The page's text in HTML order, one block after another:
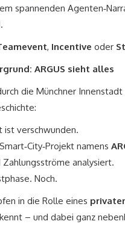
spannenden
.
, Incentive oder
ARGUS sieht alles
die Münchner
ist verschwunden.
namens
analysiert.
Noch.
in die Rolle eines
– und dabei ganz